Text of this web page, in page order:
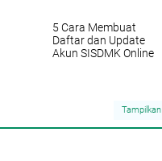
5 Cara Membuat
Daftar dan Update
Akun SISDMK Online
Tampilkan